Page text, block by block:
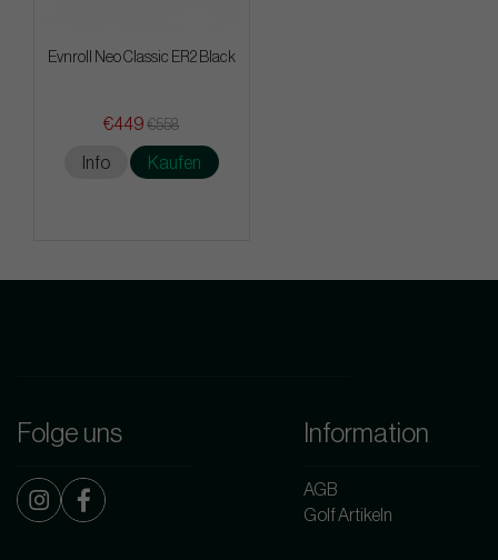
Evnroll Neo Classic ER2 Black
€449 €558
Info Kaufen
Folge uns Information
AGB
Golf Artikeln